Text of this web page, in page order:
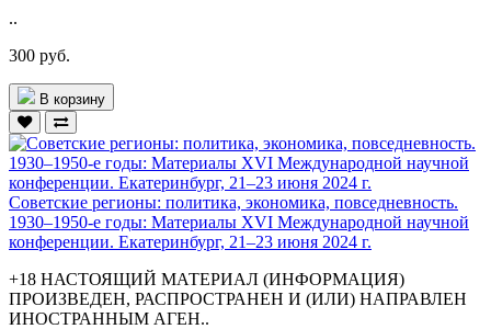
..
300 руб.
В корзину
Советские регионы: политика, экономика, повседневность.
1930–1950-е годы: Материалы XVI Международной научной
конференции. Екатеринбург, 21–23 июня 2024 г.
+18 НАСТОЯЩИЙ МАТЕРИАЛ (ИНФОРМАЦИЯ)
ПРОИЗВЕДЕН, РАСПРОСТРАНЕН И (ИЛИ) НАПРАВЛЕН
ИНОСТРАННЫМ АГЕН..